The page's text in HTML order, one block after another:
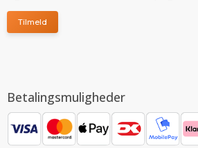
Tilmeld
Betalingsmuligheder